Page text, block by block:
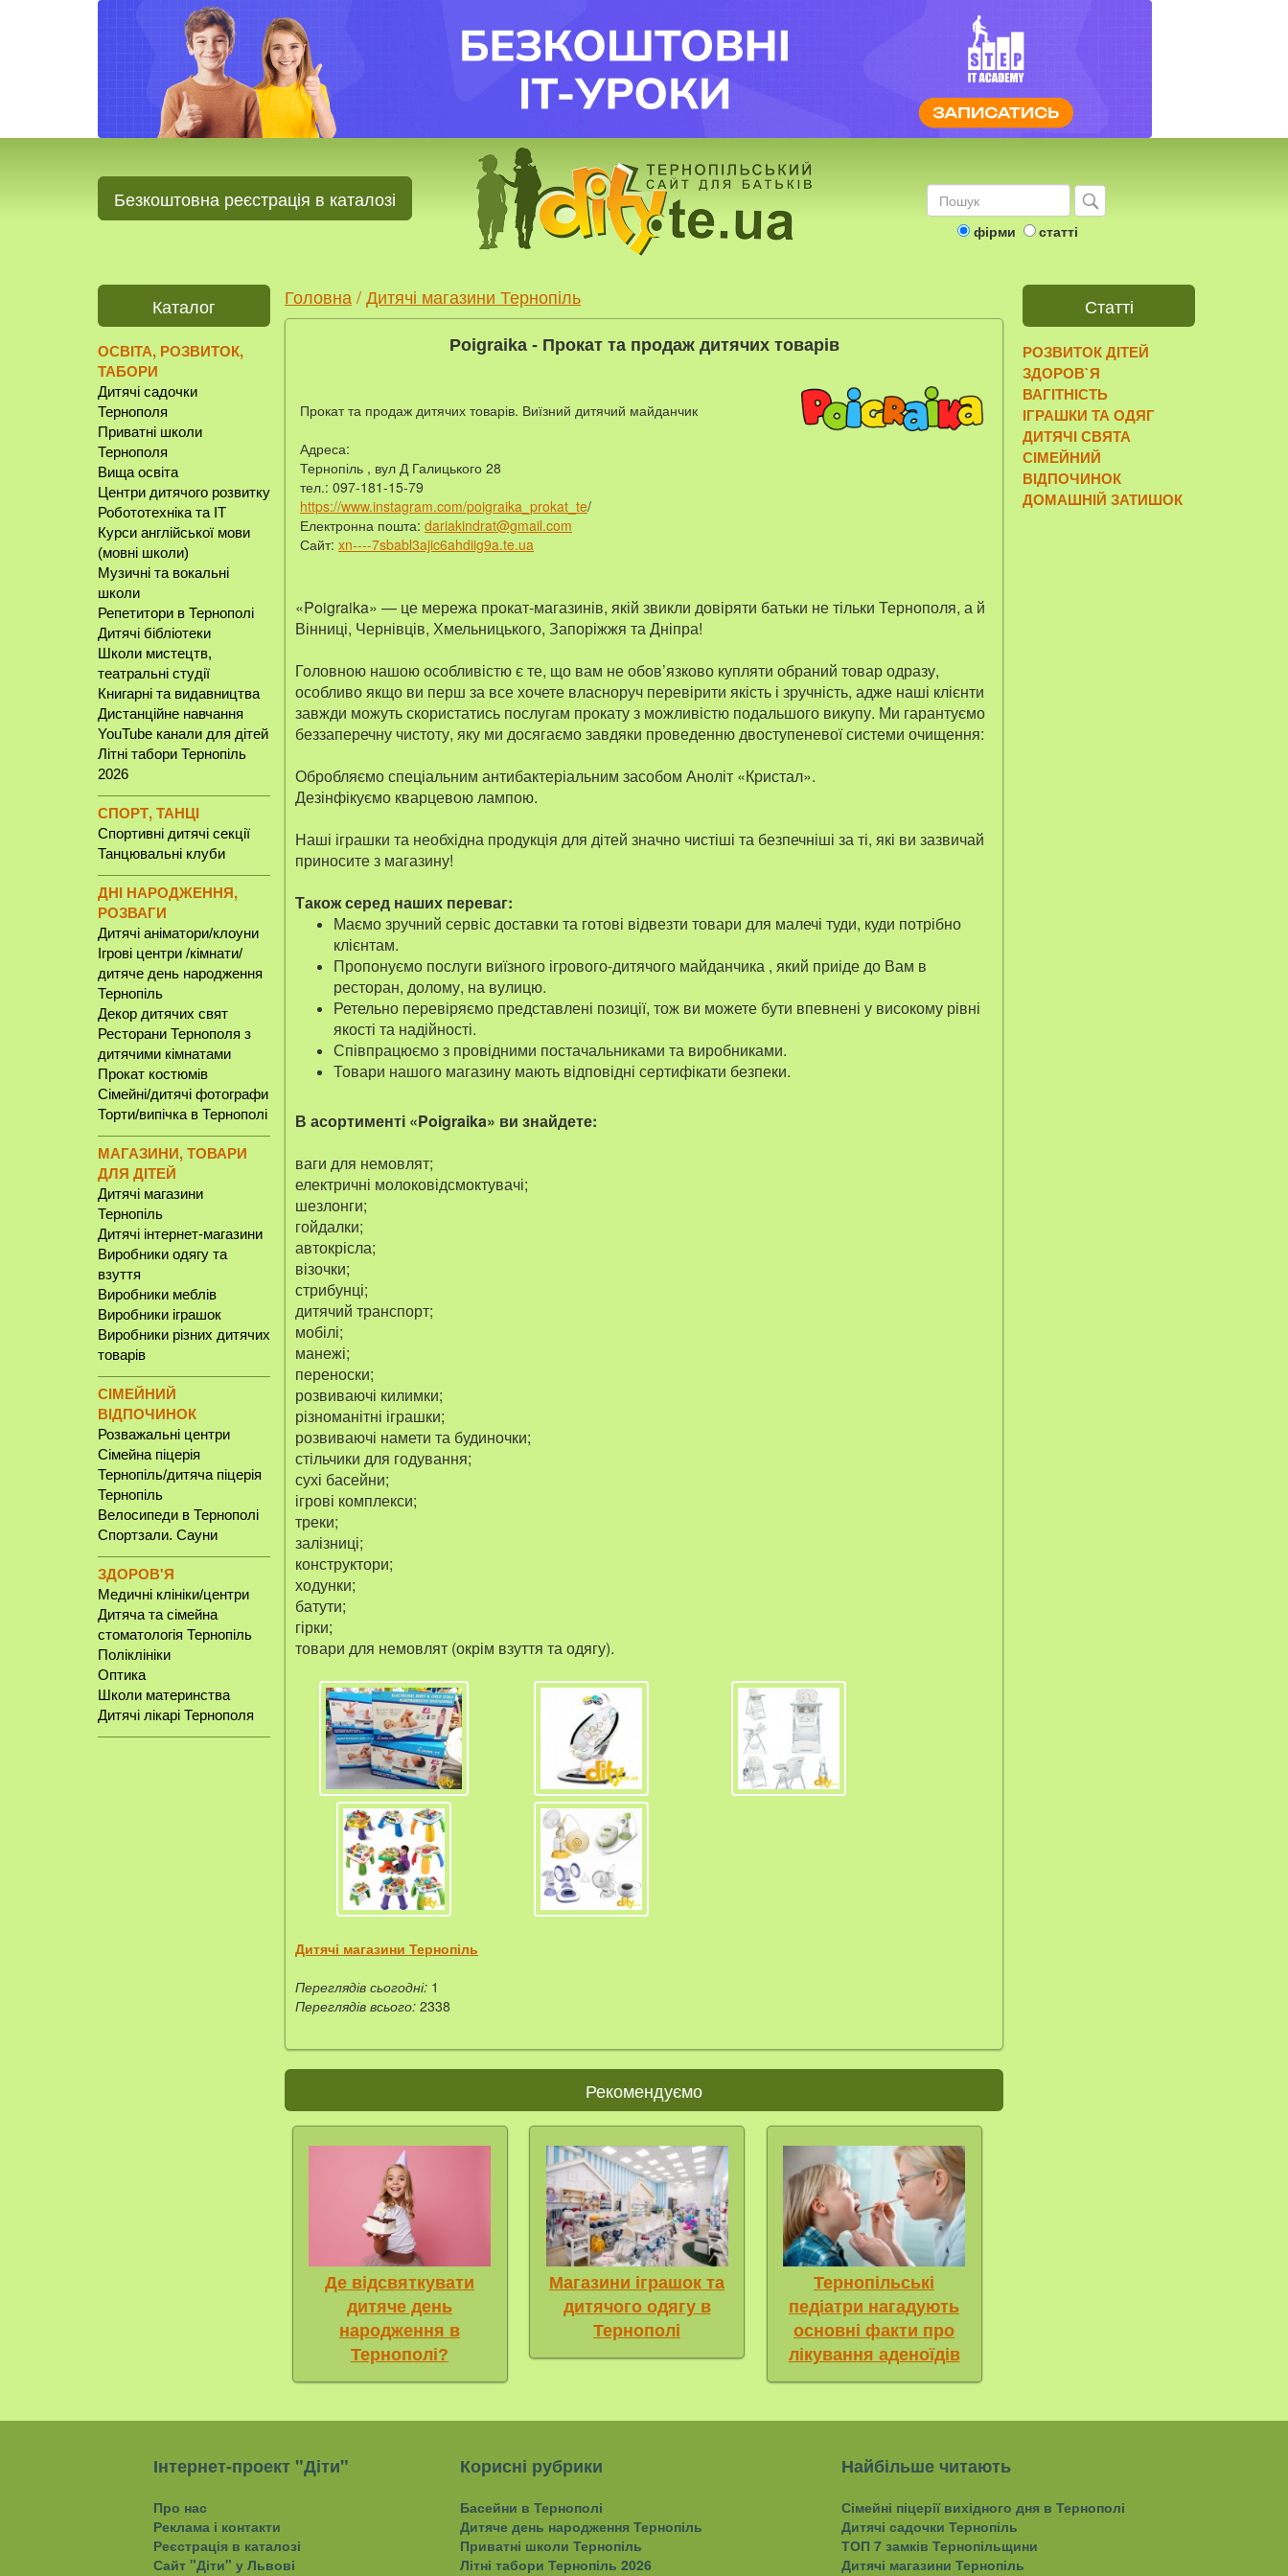
Безкоштовна реєстрація в каталозі
фірми статті
Каталог
ОСВІТА, РОЗВИТОК,
ТАБОРИ
Дитячі садочки
Тернополя
Приватні школи
Тернополя
Вища освіта
Центри дитячого розвитку
Робототехніка та IT
Курси англійської мови
(мовні школи)
Музичні та вокальні
школи
Репетитори в Тернополі
Дитячі бібліотеки
Школи мистецтв,
театральні студії
Книгарні та видавництва
Дистанційне навчання
YouTube канали для дітей
Літні табори Тернопіль
2026
СПОРТ, ТАНЦІ
Спортивні дитячі секції
Танцювальні клуби
ДНІ НАРОДЖЕННЯ,
РОЗВАГИ
Дитячі аніматори/клоуни
Ігрові центри /кімнати/
дитяче день народження
Тернопіль
Декор дитячих свят
Ресторани Тернополя з
дитячими кімнатами
Прокат костюмів
Сімейні/дитячі фотографи
Торти/випічка в Тернополі
МАГАЗИНИ, ТОВАРИ
ДЛЯ ДІТЕЙ
Дитячі магазини
Тернопіль
Дитячі інтернет-магазини
Виробники одягу та
взуття
Виробники меблів
Виробники іграшок
Виробники різних дитячих
товарів
СІМЕЙНИЙ
ВІДПОЧИНОК
Розважальні центри
Сімейна піцерія
Тернопіль/дитяча піцерія
Тернопіль
Велосипеди в Тернополі
Спортзали. Сауни
ЗДОРОВ'Я
Медичні клініки/центри
Дитяча та сімейна
стоматологія Тернопіль
Поліклініки
Оптика
Школи материнства
Дитячі лікарі Тернополя
Головна /Дитячі магазини Тернопіль
Poigraika - Прокат та продаж дитячих товарів
Прокат та продаж дитячих товарів. Виїзний дитячий майданчик
Адреса:
Тернопіль , вул Д Галицького 28
тел.: 097-181-15-79
https://www.instagram.com/poigraika_prokat_te/
Електронна пошта: dariakindrat@gmail.com
Сайт: xn----7sbabl3ajic6ahdiig9a.te.ua
«Poigraika» — це мережа прокат-магазинів, якій звикли довіряти батьки не тільки Тернополя, а й
Вінниці, Чернівців, Хмельницького, Запоріжжя та Дніпра!
Головною нашою особливістю є те, що вам не обов’язково купляти обраний товар одразу,
особливо якщо ви перш за все хочете власноруч перевірити якість і зручність, адже наші клієнти
завжди можуть скористатись послугам прокату з можливістю подальшого викупу. Ми гарантуємо
беззаперечну чистоту, яку ми досягаємо завдяки проведенню двоступеневої системи очищення:
Обробляємо спеціальним антибактеріальним засобом Аноліт «Кристал».
Дезінфікуємо кварцевою лампою.
Наші іграшки та необхідна продукція для дітей значно чистіші та безпечніші за ті, які ви зазвичай
приносите з магазину!
Також серед наших переваг:
Маємо зручний сервіс доставки та готові відвезти товари для малечі туди, куди потрібно
клієнтам.
Пропонуємо послуги виїзного ігрового-дитячого майданчика , який приіде до Вам в
ресторан, долому, на вулицю.
Ретельно перевіряємо представлені позиції, тож ви можете бути впевнені у високому рівні
якості та надійності.
Співпрацюємо з провідними постачальниками та виробниками.
Товари нашого магазину мають відповідні сертифікати безпеки.
В асортименті «Poigraika» ви знайдете:
ваги для немовлят;
електричні молоковідсмоктувачі;
шезлонги;
гойдалки;
автокрісла;
візочки;
стрибунці;
дитячий транспорт;
мобілі;
манежі;
переноски;
розвиваючі килимки;
різноманітні іграшки;
розвиваючі намети та будиночки;
стільчики для годування;
сухі басейни;
ігрові комплекси;
треки;
залізниці;
конструктори;
ходунки;
батути;
гірки;
товари для немовлят (окрім взуття та одягу).
Дитячі магазини Тернопіль
Переглядів сьогодні: 1
Переглядів всього: 2338
Рекомендуємо
Де відсвяткувати
дитяче день
народження в
Тернополі?
Магазини іграшок та
дитячого одягу в
Тернополі
Тернопільські
педіатри нагадують
основні факти про
лікування аденоїдів
Статті
РОЗВИТОК ДІТЕЙ
ЗДОРОВ`Я
ВАГІТНІСТЬ
ІГРАШКИ ТА ОДЯГ
ДИТЯЧІ СВЯТА
СІМЕЙНИЙ
ВІДПОЧИНОК
ДОМАШНІЙ ЗАТИШОК
Інтернет-проект "Діти"
Про нас
Реклама і контакти
Реєстрація в каталозі
Сайт "Діти" у Львові
Корисні рубрики
Басейни в Тернополі
Дитяче день народження Тернопіль
Приватні школи Тернопіль
Літні табори Тернопіль 2026
Найбільше читають
Сімейні піцерії вихідного дня в Тернополі
Дитячі садочки Тернопіль
ТОП 7 замків Тернопільщини
Дитячі магазини Тернопіль